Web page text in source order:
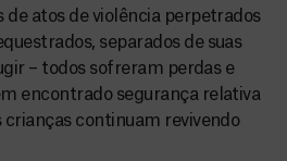
atos de violência perpetrados
separados de suas
– todos sofreram perdas e
encontrado segurança relativa
continuam revivendo